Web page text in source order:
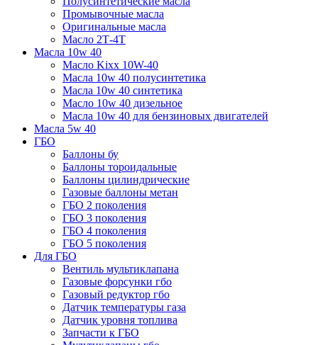
Промывочные масла
Оригинальные масла
Масло 2Т-4Т
Масла 10w 40
Mасло Kixx 10W-40
Масла 10w 40 полусинтетика
Масла 10w 40 синтетика
Масло 10w 40 дизельное
Масла 10w 40 для бензиновых двигателей
Масла 5w 40
ГБО
Баллоны бу
Баллоны тороидальные
Баллоны цилиндрические
Газовые баллоны метан
ГБО 2 поколения
ГБО 3 поколения
ГБО 4 поколения
ГБО 5 поколения
Для ГБО
Вентиль мультиклапана
Газовые форсунки гбо
Газовый редуктор гбо
Датчик температуры газа
Датчик уровня топлива
Запчасти к ГБО